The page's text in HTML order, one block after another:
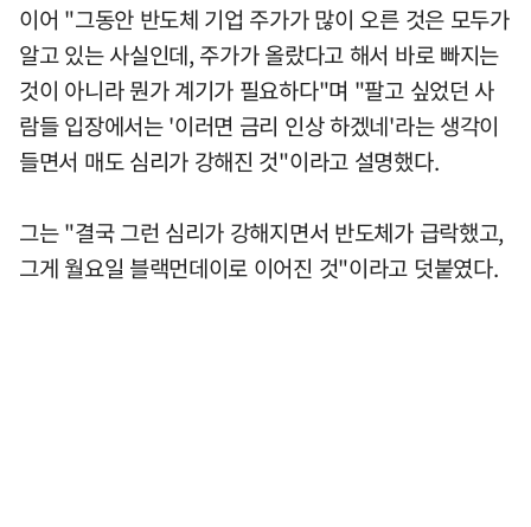
이어 "그동안 반도체 기업 주가가 많이 오른 것은 모두가
알고 있는 사실인데, 주가가 올랐다고 해서 바로 빠지는
것이 아니라 뭔가 계기가 필요하다"며 "팔고 싶었던 사
람들 입장에서는 '이러면 금리 인상 하겠네'라는 생각이
들면서 매도 심리가 강해진 것"이라고 설명했다.
그는 "결국 그런 심리가 강해지면서 반도체가 급락했고,
그게 월요일 블랙먼데이로 이어진 것"이라고 덧붙였다.